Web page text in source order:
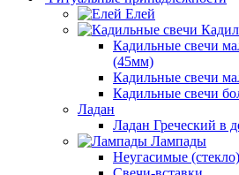
Елей
Кадильные свечи
(45мм)
Кадильные свечи
Кадильные свечи
Ладан
Ладан Греческий в
Лампады
Неугасимые (стекло)